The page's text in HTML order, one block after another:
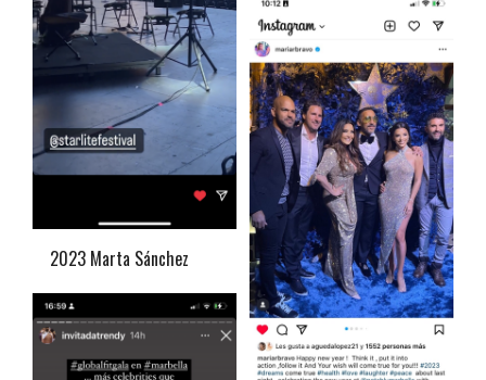
2023 Marta Sánchez